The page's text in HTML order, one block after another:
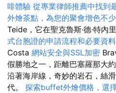
啡體驗 從專業律師推薦中找到
外燴茶點，為您的聚會增色不少
Teide，它在聖克魯斯·德·特內
式台胞證的申請流程和必要資料
Costa 網站安全與SSL加密
假勝地之一，距離巴塞羅那大
沿著海岸線，奇妙的岩石，絲
代。 探索buffet外燴價格，選